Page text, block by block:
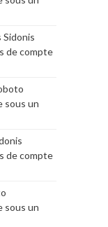
Sidonis
de compte
sous un
de compte
sous un